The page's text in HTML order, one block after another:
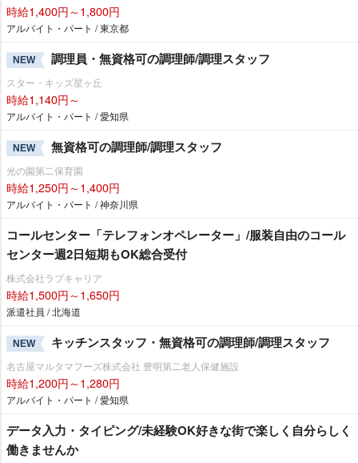
時給1,400円～1,800円
アルバイト・パート / 東京都
NEW 調理員・無資格可の調理師/調理スタッフ
スター・キッズ星ヶ丘
時給1,140円～
アルバイト・パート / 愛知県
NEW 無資格可の調理師/調理スタッフ
光の園第二保育園
時給1,250円～1,400円
アルバイト・パート / 神奈川県
コールセンター「テレフォンオペレーター」/服装自由のコール
センター週2日短期もOK総合受付
株式会社ラブキャリア
時給1,500円～1,650円
派遣社員 / 北海道
NEW キッチンスタッフ・無資格可の調理師/調理スタッフ
名古屋マルタマフーズ株式会社 豊明第二老人保健施設
時給1,200円～1,280円
アルバイト・パート / 愛知県
データ入力・タイピング/未経験OK好きな街で楽しく自分らしく
働きませんか